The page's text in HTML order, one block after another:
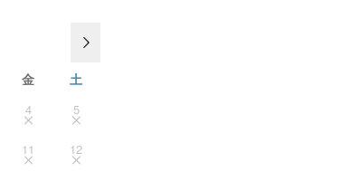
金 土
4 5
11 12